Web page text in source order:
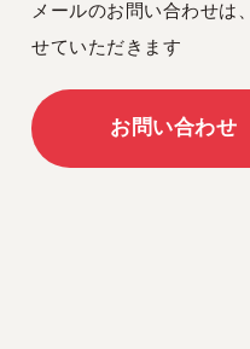
メールのお問い合わせは
せていただきます
お問い合わせ